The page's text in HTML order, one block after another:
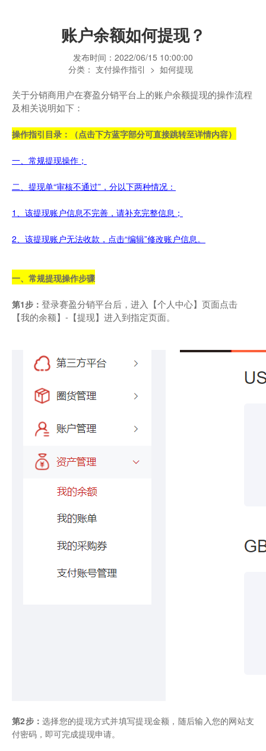
账户余额如何提现？
发布时间： 2022/06/15 10:00:00
分类： 支付操作指引 > 如何提现
关于分销商用户在赛盈分销平台上的账户余额提现的操作流程
及相关说明如下：
操作指引目录：（点击下方蓝字部分可直接跳转至详情内容）
一、常规提现操作；
二、提现单“审核不通过”，分以下两种情况：
1、 该提现账户信息不完善，请补充完整信息；
2、该提现账户无法收款，点击“编辑”修改账户信息。
一、常规提现操作步骤
第1步： 登录赛盈分销平台后，进入【个人中心】页面点击
【我的余额】-【提现】进入到指定页面。
第2步：选择您的提现方式并填写提现金额，随后输入您的网站支
付密码，即可完成提现申请。